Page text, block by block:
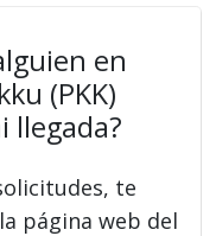
en
(PKK)
llegada?
te
página web del